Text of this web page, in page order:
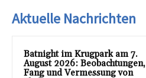
Aktuelle Nachrichten
Batnight im Krugpark am 7.
August 2026: Beobachtungen,
Fang und Vermessung von